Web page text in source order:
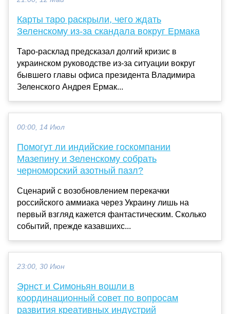
Карты таро раскрыли, чего ждать
Зеленскому из-за скандала вокруг Ермака
Таро-расклад предсказал долгий кризис в
украинском руководстве из-за ситуации вокруг
бывшего главы офиса президента Владимира
Зеленского Андрея Ермак...
00:00, 14 Июл
Помогут ли индийские госкомпании
Мазепину и Зеленскому собрать
черноморский азотный пазл?
Сценарий с возобновлением перекачки
российского аммиака через Украину лишь на
первый взгляд кажется фантастическим. Сколько
событий, прежде казавшихс...
23:00, 30 Июн
Эрнст и Симоньян вошли в
координационный совет по вопросам
развития креативных индустрий